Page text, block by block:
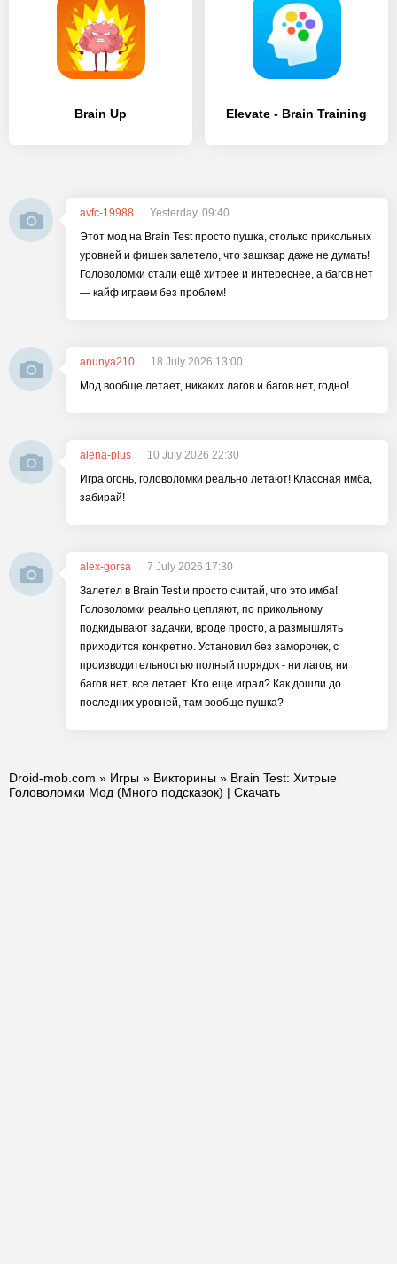
Brain Up Elevate - Brain Training
avfc-19988
Yesterday, 09:40
Этот мод на Brain Test просто пушка, столько прикольных
уровней и фишек залетело, что зашквар даже не думать!
Головоломки стали ещё хитрее и интереснее, а багов нет
— кайф играем без проблем!
anunya210
18 July 2026 13:00
Мод вообще летает, никаких лагов и багов нет, годно!
alena-plus
10 July 2026 22:30
Игра огонь, головоломки реально летают! Классная имба,
забирай!
alex-gorsa
7 July 2026 17:30
Залетел в Brain Test и просто считай, что это имба!
Головоломки реально цепляют, по прикольному
подкидывают задачки, вроде просто, а размышлять
приходится конкретно. Установил без заморочек, с
производительностью полный порядок - ни лагов, ни
багов нет, все летает. Кто еще играл? Как дошли до
последних уровней, там вообще пушка?
Droid-mob.com » Игры » Викторины » Brain Test: Хитрые
Головоломки Мод (Много подсказок) | Скачать